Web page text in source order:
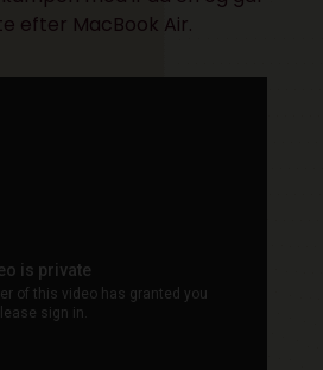
efter MacBook Air.